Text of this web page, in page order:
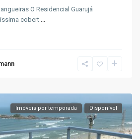
O Residencial Guarujá
cobert
Imóveis por temporada Disponível